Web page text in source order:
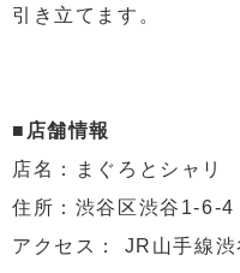
引き立てます。
■店舗情報
店名：まぐろとシャリ
住所：渋谷区渋谷1-6-
アクセス： JR山手線